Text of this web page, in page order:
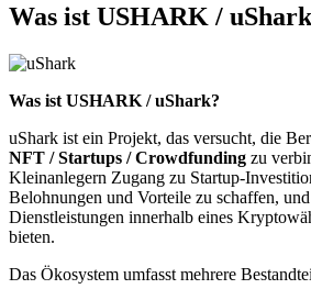
Was ist USHARK /
Was ist USHARK / uShark?
uShark ist ein Projekt, das versucht, die
NFT / Startups / Crowdfunding zu
Kleinanlegern Zugang zu Startup-
Belohnungen und Vorteile zu schaffen,
Dienstleistungen innerhalb eines
bieten.
Das Ökosystem umfasst mehrere